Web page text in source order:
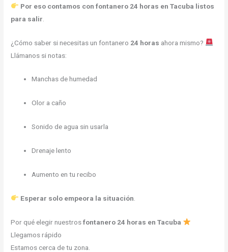
Por eso contamos con fontanero 24 horas en Tacuba listos
para salir
¿Cómo saber si necesitas un fontanero 24 horas ahora mismo?
Llámanos si notas:
Manchas de humedad
Olor a caño
Sonido de agua sin usarla
Drenaje lento
Aumento en tu recibo
Esperar solo empeora la situación
Por qué elegir nuestrosfontanero 24 horas en Tacuba
Llegamos rápido
Estamos cerca de tu zona.